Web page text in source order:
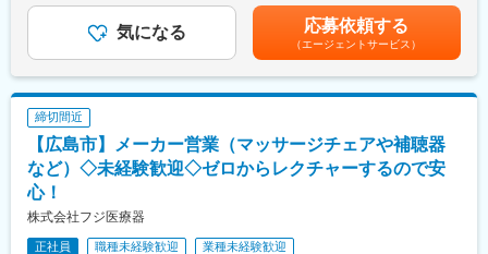
・お問い合わせ内容を社内の関連部署や、現地担当者へ引き継ぎ
対応
【おすすめポイント】
■やりがい：
英語力を活かして、お客様の医療サポート業務に携わっていただ
貢献性の高いお仕事です。
ル・経験を考慮した上で年収を決定いたします。■昇給：有■残業
代について、固定残業超過分は別途支給いたします。賃金はあく
までも目安の金額であり、選考を通じて上下する可能性がありま
す。月給(月額)は固定手当を含めた表記です。
気になる 応募依頼する
（エージェントサービス）
締切間近
【広島市】メーカー営業（マッサージチェアや補聴器
など）◇未経験歓迎◇ゼロからレクチャーするので安
心！
株式会社フジ医療器
正社員 職種未経験歓迎 業種未経験歓迎